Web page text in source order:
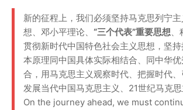
新的征程上，我们必须坚持马克思列宁
想、邓小平理论、 “三个代表”重要思想、
贯彻新时代中国特色社会主义思想，坚
本原理同中国具体实际相结合、同中华
合，用马克思主义观察时代、把握时代
发展当代中国马克思主义、21世纪马克思
On the journey ahead, we must